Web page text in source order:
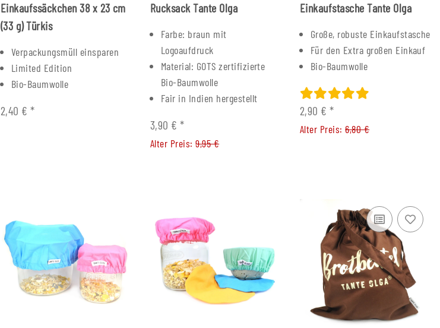
Einkaufssäckchen 38 x 23 cm
(33 g) Türkis
Verpackungsmüll einsparen
Limited Edition
Bio-Baumwolle
2,40 €*
Rucksack Tante Olga
Farbe: braun mit
Logoaufdruck
Material: GOTS zertifizierte
Bio-Baumwolle
Fair in Indien hergestellt
3,90 €*
Alter Preis:9,95 €
Einkaufstasche Tante Olga
Große, robuste Einkaufstasche
Für den Extra großen Einkauf
Bio-Baumwolle
2,90 €*
Alter Preis:6,80 €